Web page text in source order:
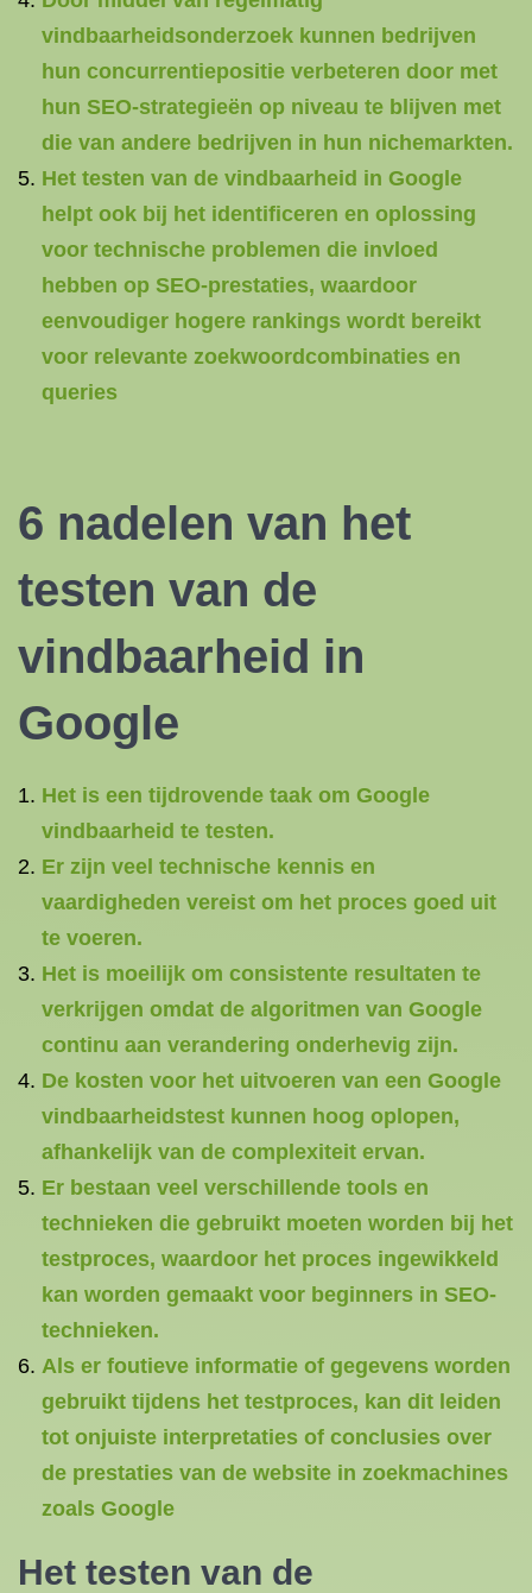
vindbaarheidsonderzoek kunnen bedrijven
hun concurrentiepositie verbeteren door met
hun SEO-strategieën op niveau te blijven met
die van andere bedrijven in hun nichemarkten.
Het testen van de vindbaarheid in Google
helpt ook bij het identificeren en oplossing
voor technische problemen die invloed
hebben op SEO-prestaties, waardoor
eenvoudiger hogere rankings wordt bereikt
voor relevante zoekwoordcombinaties en
queries
6 nadelen van het
testen van de
vindbaarheid in
Google
Het is een tijdrovende taak om Google
vindbaarheid te testen.
Er zijn veel technische kennis en
vaardigheden vereist om het proces goed uit
te voeren.
Het is moeilijk om consistente resultaten te
verkrijgen omdat de algoritmen van Google
continu aan verandering onderhevig zijn.
De kosten voor het uitvoeren van een Google
vindbaarheidstest kunnen hoog oplopen,
afhankelijk van de complexiteit ervan.
Er bestaan ​​veel verschillende tools en
technieken die gebruikt moeten worden bij het
testproces, waardoor het proces ingewikkeld
kan worden gemaakt voor beginners in SEO-
technieken.
Als er foutieve informatie of gegevens worden
gebruikt tijdens het testproces, kan dit leiden
tot onjuiste interpretaties of conclusies over
de prestaties van de website in zoekmachines
zoals Google
Het testen van de